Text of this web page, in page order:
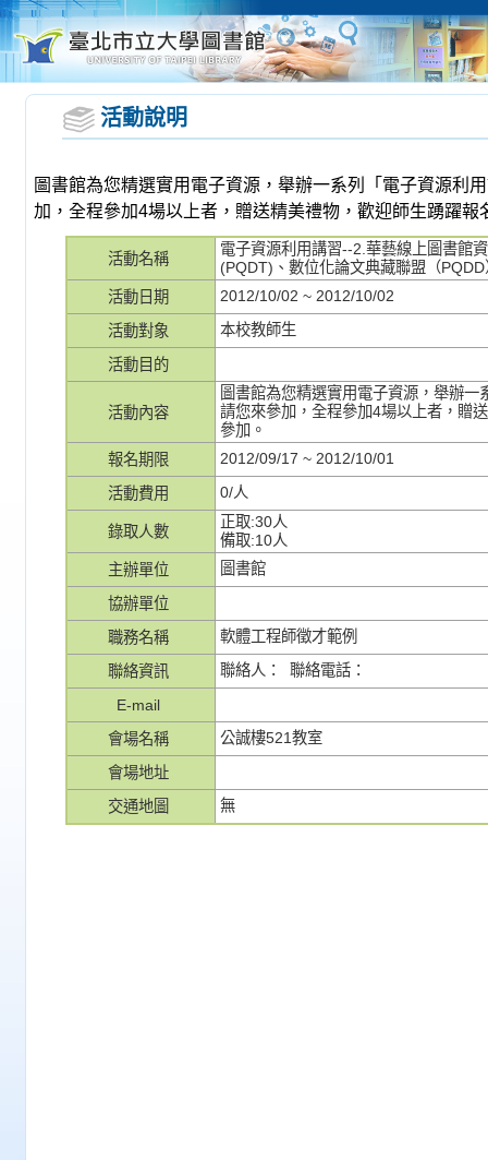
活動說明
圖書館為您精選實用電子資源，舉辦一系列「電子資源利
加，全程參加4場以上者，贈送精美禮物，歡迎師生踴躍報
活動名稱
電子資源利用講習--2.華藝線上圖書館
(PQDT)、數位化論文典藏聯盟（
活動日期
2012/10/02 ~ 2012/10/02
活動對象
本校教師生
活動目的
活動內容
圖書館為您精選實用電子資源，舉辦
請您來參加，全程參加4場以上者，贈
參加。
報名期限
2012/09/17 ~ 2012/10/01
活動費用
0/人
錄取人數
正取:30人
備取:10人
主辦單位
圖書館
協辦單位
職務名稱
軟體工程師徵才範例
聯絡資訊
聯絡人： 聯絡電話：
E-mail
會場名稱
公誠樓521教室
會場地址
交通地圖
無